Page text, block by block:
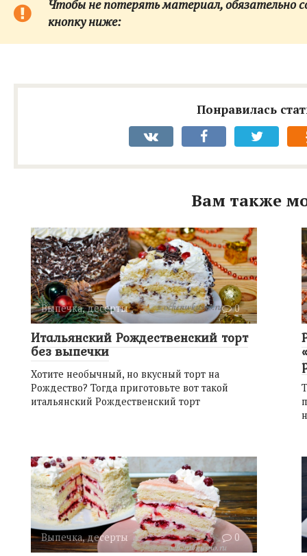
Чтобы не потерять материал, обязательно
кнопку ниже:
Понравилась
Вам также
Выпечка, десерты 0
Итальянский Рождественский торт
без выпечки
Хотите необычный, но вкусный торт на
Рождество? Тогда приготовьте вот такой
итальянский Рождественский торт
Выпечка, десерты 0